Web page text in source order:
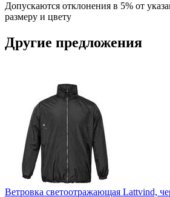
Допускаются отклонения в 5% от
размеру и цвету
Другие предложения
Ветровка светоотражающая Lattvind,